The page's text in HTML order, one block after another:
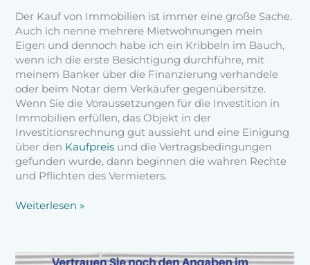
Der Kauf von Immobilien ist immer eine große Sache.
Auch ich nenne mehrere Mietwohnungen mein
Eigen und dennoch habe ich ein Kribbeln im Bauch,
wenn ich die erste Besichtigung durchführe, mit
meinem Banker über die Finanzierung verhandele
oder beim Notar dem Verkäufer gegenübersitze.
Wenn Sie die Voraussetzungen für die Investition in
Immobilien erfüllen, das Objekt in der
Investitionsrechnung gut aussieht und eine Einigung
über den Kaufpreis und die Vertragsbedingungen
gefunden wurde, dann beginnen die wahren Rechte
und Pflichten des Vermieters.
Weiterlesen »
Renditeberechnung